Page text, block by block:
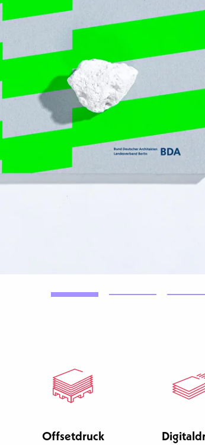
Offsetdruck